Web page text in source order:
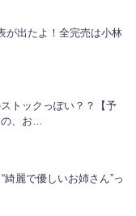
が出たよ！全完売は小林
トックっぽい？？【予
、お…
綺麗で優しいお姉さん”っ